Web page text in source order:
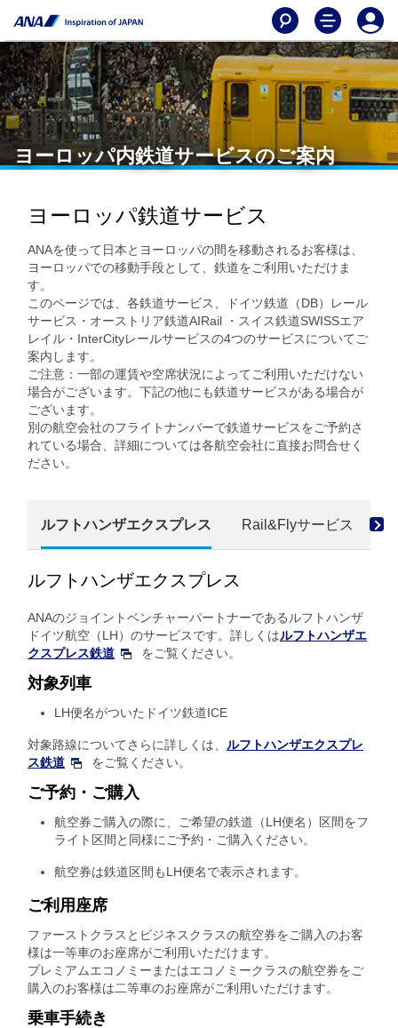
ヨーロッパ内鉄道サービスのご案内
ヨーロッパ鉄道サービス
ANAを使って日本とヨーロッパの間を移動されるお客様は、
ヨーロッパでの移動手段として、鉄道をご利用いただけま
す。
このページでは、各鉄道サービス、ドイツ鉄道（DB）レール
サービス・オーストリア鉄道AIRail ・スイス鉄道SWISSエア
レイル・InterCityレールサービスの4つのサービスについてご
案内します。
ご注意：一部の運賃や空席状況によってご利用いただけない
場合がございます。下記の他にも鉄道サービスがある場合が
ございます。
別の航空会社のフライトナンバーで鉄道サービスをご予約さ
れている場合、詳細については各航空会社に直接お問合せく
ださい。
ルフトハンザエクスプレス Rail&Flyサービス
ルフトハンザエクスプレス
ANAのジョイントベンチャーパートナーであるルフトハンザ
ドイツ航空（LH）のサービスです。詳しくはルフトハンザエ
クスプレス鉄道
をご覧ください。
対象列車
LH便名がついたドイツ鉄道ICE
対象路線についてさらに詳しくは、 ルフトハンザエクスプレ
ス鉄道
をご覧ください。
ご予約・ご購入
航空券ご購入の際に、ご希望の鉄道（LH便名）区間をフ
ライト区間と同様にご予約・ご購入ください。
航空券は鉄道区間もLH便名で表示されます。
ご利用座席
ファーストクラスとビジネスクラスの航空券をご購入のお客
様は一等車のお座席がご利用いただけます。
プレミアムエコノミーまたはエコノミークラスの航空券をご
購入のお客様は二等車のお座席がご利用いただけます。
乗車手続き